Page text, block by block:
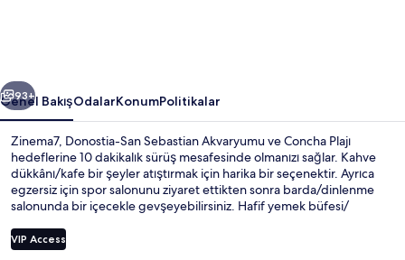
Sonraki
93+
Genel BakışOdalarKonumPolitikalar
Zinema7, Donostia-San Sebastian Akvaryumu ve Concha Plajı
hedeflerine 10 dakikalık sürüş mesafesinde olmanızı sağlar. Kahve
dükkânı/kafe bir şeyler atıştırmak için harika bir seçenektir. Ayrıca
egzersiz için spor salonunu ziyaret ettikten sonra barda/dinlenme
salonunda bir içecekle gevşeyebilirsiniz. Hafif yemek büfesi/
arasındadır. Misafirler yardıma hazır personel ve konum ile ilgili harika
yorumlarda bulunuyor.
VIP Access